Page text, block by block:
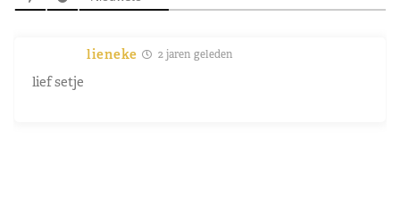
lieneke 2 jaren geleden
lief setje